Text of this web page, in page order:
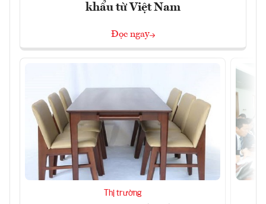
khẩu từ Việt Nam
Đọc ngay
Thị trường